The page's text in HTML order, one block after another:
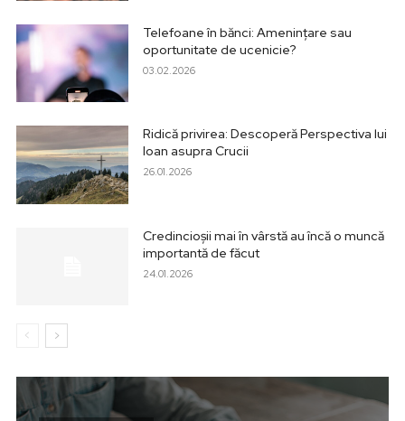
Telefoane în bănci: Amenințare sau
oportunitate de ucenicie?
03.02.2026
Ridică privirea: Descoperă Perspectiva lui
Ioan asupra Crucii
26.01.2026
Credincioșii mai în vârstă au încă o muncă
importantă de făcut
24.01.2026